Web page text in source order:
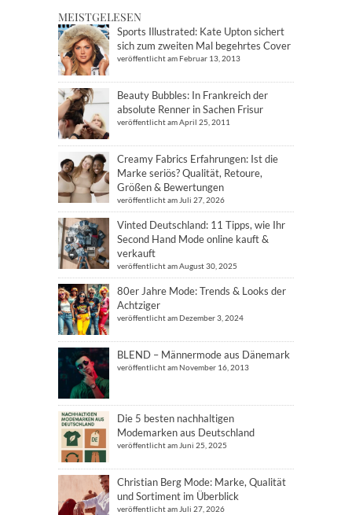
MEISTGELESEN
Sports Illustrated: Kate Upton sichert
sich zum zweiten Mal begehrtes Cover
veröffentlicht am Februar 13, 2013
Beauty Bubbles: In Frankreich der
absolute Renner in Sachen Frisur
veröffentlicht am April 25, 2011
Creamy Fabrics Erfahrungen: Ist die
Marke seriös? Qualität, Retoure,
Größen & Bewertungen
veröffentlicht am Juli 27, 2026
Vinted Deutschland: 11 Tipps, wie Ihr
Second Hand Mode online kauft &
verkauft
veröffentlicht am August 30, 2025
80er Jahre Mode: Trends & Looks der
Achtziger
veröffentlicht am Dezember 3, 2024
BLEND – Männermode aus Dänemark
veröffentlicht am November 16, 2013
Die 5 besten nachhaltigen
Modemarken aus Deutschland
veröffentlicht am Juni 25, 2025
Christian Berg Mode: Marke, Qualität
und Sortiment im Überblick
veröffentlicht am Juli 27, 2026